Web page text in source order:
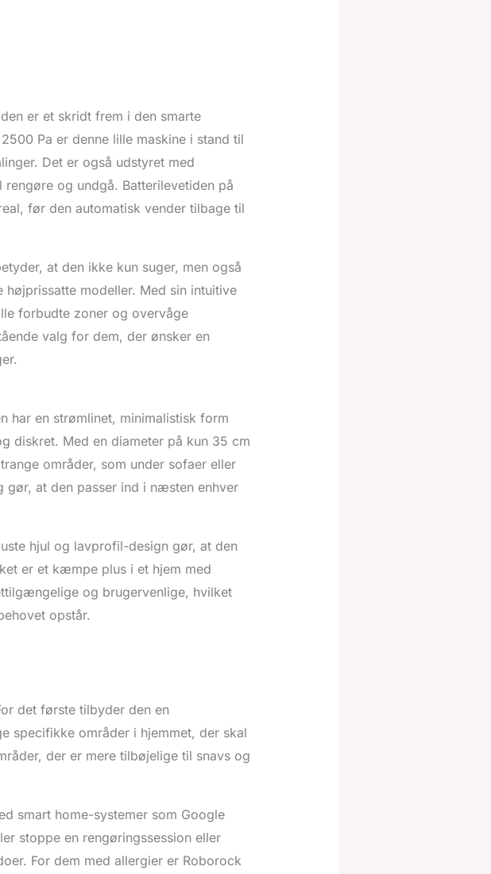
er et skridt frem i den smarte
Pa er denne lille maskine i stand til
Det er også udstyret med
og undgå. Batterilevetiden på
før den automatisk vender tilbage til
at den ikke kun suger, men også
modeller. Med sin intuitive
forbudte zoner og overvåge
valg for dem, der ønsker en
har en strømlinet, minimalistisk form
diskret. Med en diameter på kun 35 cm
områder, som under sofaer eller
gør, at den passer ind i næsten enhver
hjul og lavprofil-design gør, at den
er et kæmpe plus i et hjem med
og brugervenlige, hvilket
opstår.
det første tilbyder den en
specifikke områder i hjemmet, der skal
der er mere tilbøjelige til snavs og
smart home-systemer som Google
stoppe en rengøringssession eller
For dem med allergier er Roborock